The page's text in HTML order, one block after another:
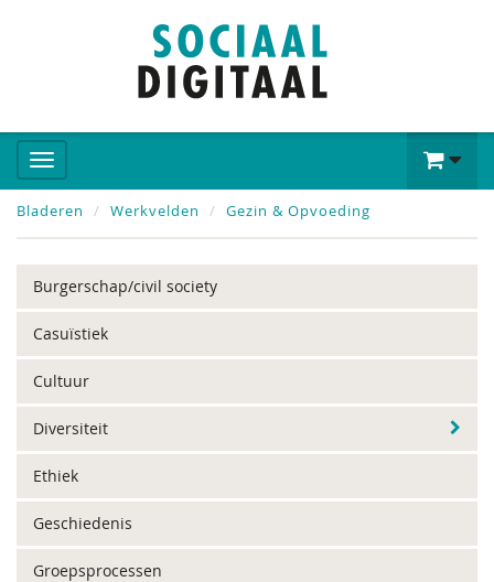
Bladeren Werkvelden Gezin & Opvoeding
Burgerschap/civil society
Casuïstiek
Cultuur
Diversiteit
Ethiek
Geschiedenis
Groepsprocessen